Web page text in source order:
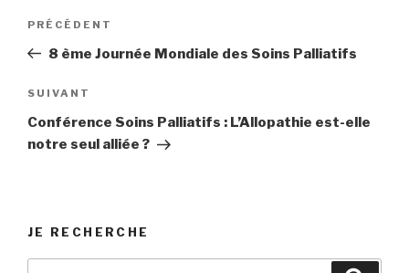
Navigation
l’article
Article
précédent
PRÉCÉDENT
8 ème Journée Mondiale des Soins Palliatifs
Article
suivant
SUIVANT
Conférence Soins Palliatifs : L’Allopathie est-elle
notre seul alliée ?
JE RECHERCHE